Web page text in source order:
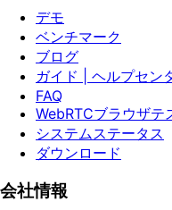
デモ
ベンチマーク
ブログ
ガイド | ヘルプセン
FAQ
WebRTCブラウザテ
システムステータス
ダウンロード
会社情報